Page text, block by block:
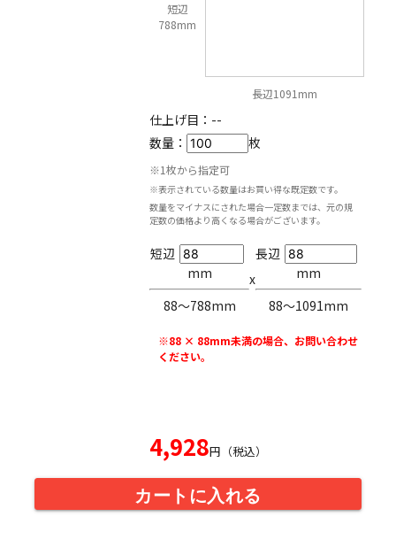
短辺
788mm
長辺1091mm
仕上げ目： --
数量：
枚
※1枚から指定可
※表示されている数量はお買い得な既定数です。
数量をマイナスにされた場合一定数までは、元の規
定数の価格より高くなる場合がございます。
短辺
mm
88〜788mm
x
長辺
mm
88〜1091mm
※88 × 88mm未満の場合、お問い合わせ
ください。
4,928円（税込）
カートに入れる